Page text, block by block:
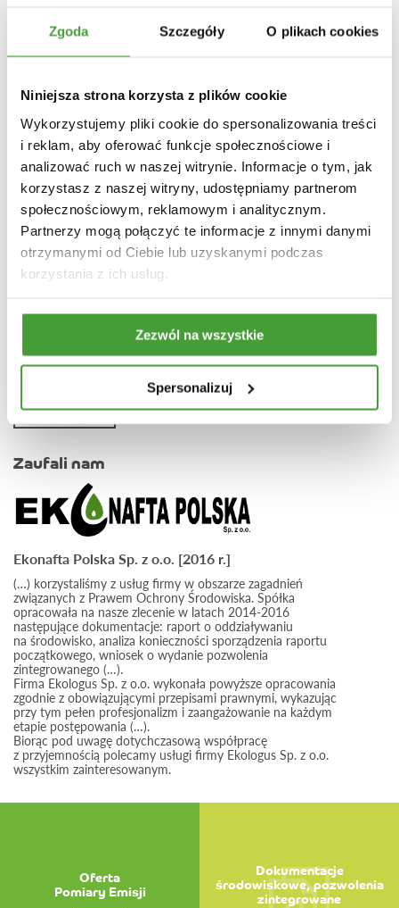
Zgoda Szczegóły O plikach cookies
Niniejsza strona korzysta z plików cookie
Wykorzystujemy pliki cookie do spersonalizowania treści
i reklam, aby oferować funkcje społecznościowe i
analizować ruch w naszej witrynie. Informacje o tym, jak
korzystasz z naszej witryny, udostępniamy partnerom
społecznościowym, reklamowym i analitycznym.
Partnerzy mogą połączyć te informacje z innymi danymi
otrzymanymi od Ciebie lub uzyskanymi podczas
korzystania z ich usług.
Zezwól na wszystkie
Spersonalizuj
PRZEPISY PRAWA
Fundusze Europejskie dla województwa śląskiego 2021-
2027 – wsparcie MŚP na rzecz transformacji
PRZEPISY PRAWA
CZYTAJ DALEJ
Zaufali nam
Ekonafta Polska Sp. z o.o. [2016 r.]
(…) korzystaliśmy z usług firmy w obszarze zagadnień
związanych z Prawem Ochrony Środowiska. Spółka
opracowała na nasze zlecenie w latach 2014-2016
następujące dokumentacje: raport o oddziaływaniu
na środowisko, analiza konieczności sporządzenia raportu
początkowego, wniosek o wydanie pozwolenia
zintegrowanego (…).
Firma Ekologus Sp. z o.o. wykonała powyższe opracowania
zgodnie z obowiązującymi przepisami prawnymi, wykazując
przy tym pełen profesjonalizm i zaangażowanie na każdym
etapie postępowania (…).
Biorąc pod uwagę dotychczasową współpracę
z przyjemnością polecamy usługi firmy Ekologus Sp. z o.o.
wszystkim zainteresowanym.
Oferta
Pomiary Emisji
Dokumentacje
środowiskowe, pozwolenia
zintegrowane